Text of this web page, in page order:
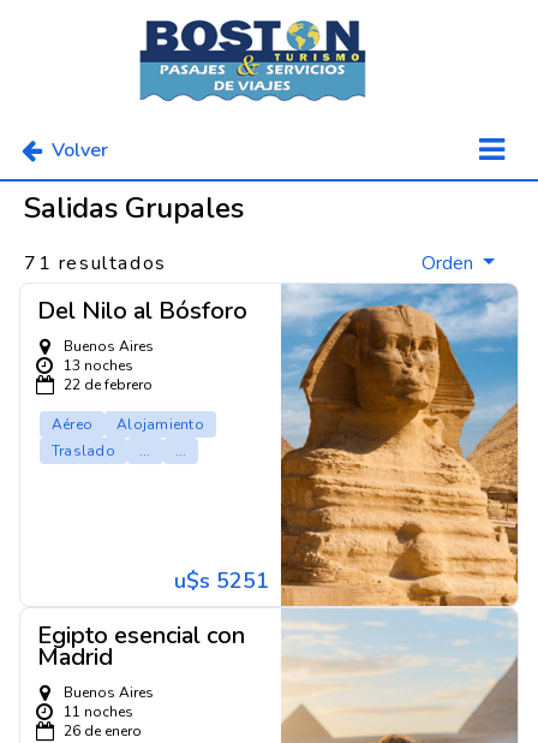
Volver
Salidas Grupales
71 resultados Orden
Del Nilo al Bósforo
Buenos Aires
13 noches
22 de febrero
Aéreo
Alojamiento
Traslado
... ...
u$s 5251
Egipto esencial con
Madrid
Buenos Aires
11 noches
26 de enero